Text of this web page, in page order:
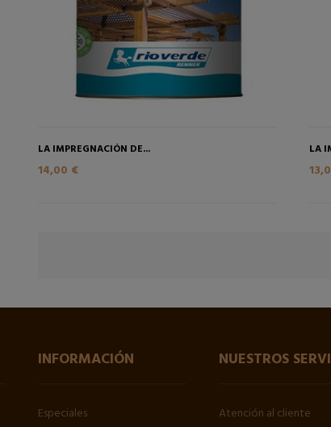
LA IMPREGNACIÓN DE...
14,00 €
LA
INFORMACIÓN
Especiales
NUESTROS
Atención al cliente